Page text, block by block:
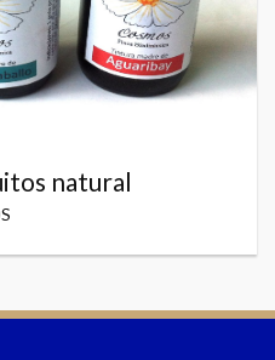
natural